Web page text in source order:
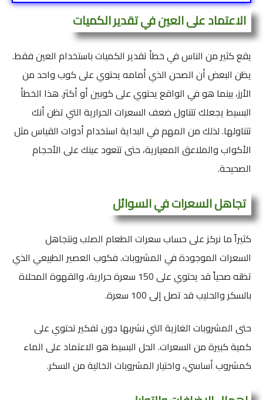
الاعتماد على العين في تقدير الكميات
يقع كثير من الناس في خطأ تقدير الكميات باستخدام العين فقط.
يظن البعض أن الصحن الذي أمامه يحتوي على كوب واحد من
الأرز، بينما هو في الواقع يحتوي على كوبين أو أكثر. هذا الخطأ
البسيط يجعلك تتناول ضعف السعرات الحرارية التي تظن أنك
تتناولها. لذلك من المهم في البداية استخدام أدوات القياس مثل
الأكواب والملاعق المعيارية، حتى تتعود عينك على الأحجام
الصحيحة.
تجاهل السعرات في السوائل
كثيراً ما نركز على حساب سعرات الطعام الصلب ونتجاهل
السعرات الموجودة في المشروبات. فكوب العصير الطبيعي الذي
تظنه صحياً قد يحتوي على 150 سعرة حرارية، والقهوة المحلاة
بالسكر والحليب قد تصل إلى 100 سعرة.
حتى المشروبات الغازية التي نشربها دون تفكير تحتوي على
كمية كبيرة من السعرات. الحل البسيط هو الاعتماد على الماء
كمشروب أساسي، واختيار المشروبات الخالية من السكر.